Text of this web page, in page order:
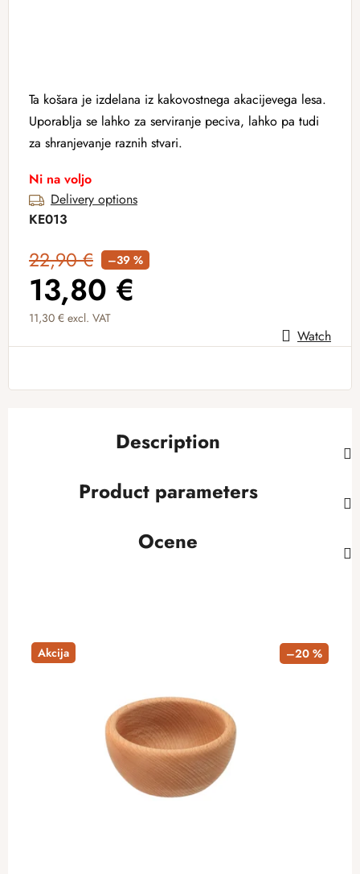
Ta košara je izdelana iz kakovostnega akacijevega lesa.
Uporablja se lahko za serviranje peciva, lahko pa tudi
za shranjevanje raznih stvari.
Ni na voljo
Delivery options
KE013
22,90 € –39 %
13,80 €
11,30 € excl. VAT
Measure price: Watch
Description
Product parameters
Ocene
Akcija –20 %